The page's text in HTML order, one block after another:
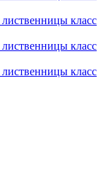
лиственницы класс
лиственницы класс
лиственницы класс